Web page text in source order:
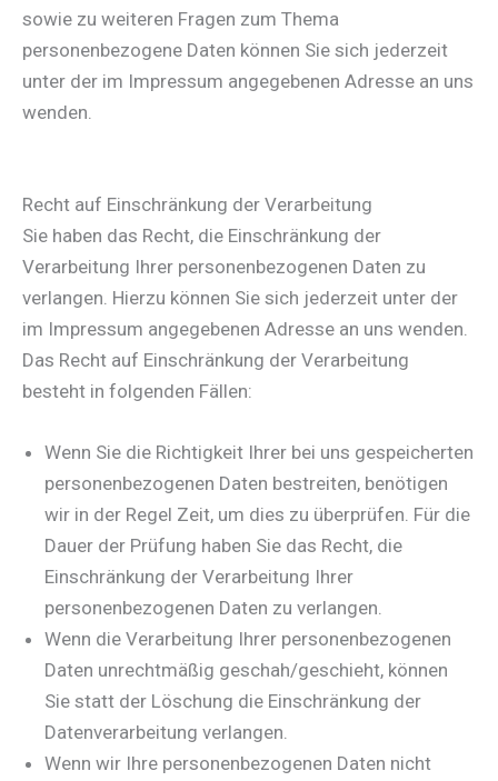
sowie zu weiteren Fragen zum Thema
personenbezogene Daten können Sie sich jederzeit
unter der im Impressum angegebenen Adresse an uns
wenden.
Recht auf Einschränkung der Verarbeitung
Sie haben das Recht, die Einschränkung der
Verarbeitung Ihrer personenbezogenen Daten zu
verlangen. Hierzu können Sie sich jederzeit unter der
im Impressum angegebenen Adresse an uns wenden.
Das Recht auf Einschränkung der Verarbeitung
besteht in folgenden Fällen:
Wenn Sie die Richtigkeit Ihrer bei uns gespeicherten
personenbezogenen Daten bestreiten, benötigen
wir in der Regel Zeit, um dies zu überprüfen. Für die
Dauer der Prüfung haben Sie das Recht, die
Einschränkung der Verarbeitung Ihrer
personenbezogenen Daten zu verlangen.
Wenn die Verarbeitung Ihrer personenbezogenen
Daten unrechtmäßig geschah/geschieht, können
Sie statt der Löschung die Einschränkung der
Datenverarbeitung verlangen.
Wenn wir Ihre personenbezogenen Daten nicht